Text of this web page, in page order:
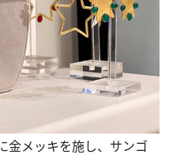
金メッキを施し、サンゴ